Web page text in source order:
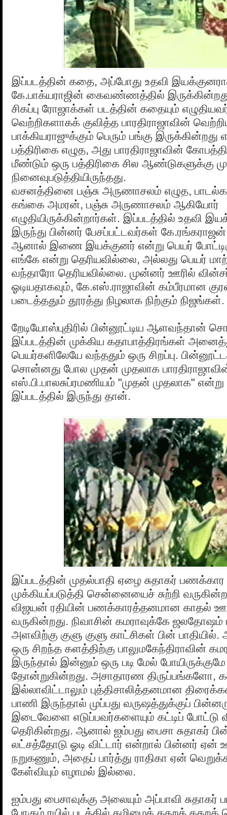
இப்படத்தின் கதை, அப்போது உதவி
கே.பாக்யராஜின் கைவண்ணத்தில்
சிகப்பு ரோஜாக்கள் படத்தின் கதையும்
வெற்றிகளாகக் குவித்த பாரதிராஜாவின்
பாக்கியராஜுக்கும் பெரும் பங்கு
பத்திரிகை எழுத, அது பாரதிராஜாவின்
மீண்டும் ஒரு பத்திரிகை சில ஆண்டுகளுக்கு
நினைவுபடுத்தியிருந்தது.
வசனத்தினை பஞ்சு அருணாசலம் எழுத,
கங்கை அமரன், பஞ்சு அருணாசலம் ஆகியோர்
எழுதியிருக்கின்றார்கள். இப்படத்தில் உதவி
இருந்து பின்னர் பேசப்பட்டவர்கள்
ஆனால் இணை இயக்குனர் என்று பெயர்
எங்கே என்று தெரியவில்லை, அல்லது பெயர்
வந்தாரோ தெரியவில்லை. முன்னர் ஊரில்
ஓடியதாகவும், கே.எஸ்.ராஜாவின் கம்பீரமான
படைத்ததும் தூரத்து நிழலாக நிற்கும் நிஜங்கள்.
றேடியோஸ்புதிரில் பின்னூட்டிய ஆளவந்தான்
இப்படத்தின் முக்கிய கதாபாத்திரங்கள்
பெயர்களிலேயே வந்ததும் ஒரு சிறப்பு.
சொன்னது போல முதன் முதலாக
எஸ்.பி.பாலசுப்ரமணியம் "முதன் முதலாக" என்று
இப்படத்தில் இருந்து தான்.
இப்படத்தின் முதல்பாதி ஏழை சுதாகர்
முக்கியப்படுத்தி சென்னையைச் சுற்றி
விஜயன் ரதியின் பணக்காரத்தனமான காதல்
வருகின்றது. நிவாசின் கமராவுக்கே ஜலதோஷம்
அளவிற்கு குளு குளு காட்சிகள் பின்
ஒரு சிறந்த களத்திற்கு பாலுமகேந்திராவின்
இருந்தால் இன்னும் ஒரு படி மேல்
தோன்றுகின்றது. அசாதாரண
இல்லாவிட்டாலும் புத்திசாலித்தனமான
பாணி இருந்தால் முப்பது வருஷத்துக்குப்
இடைவேளை எடுப்பவர்களையும் கட்டிப் போட்டு
தெரிகின்றது. ஆனால் ஐம்பது பைசா சுதாகர்
லட்சத்தோடு ஓடி விட்டார் என்றால் பின்னர் ஏன்
நறுகணும், அதைப் பார்த்து ராதிகா ஏன்
கேள்வியும் எழாமல் இல்லை.
ஐம்பது பைசாவுக்கு அலையும் அப்பாவி சுதாகர்